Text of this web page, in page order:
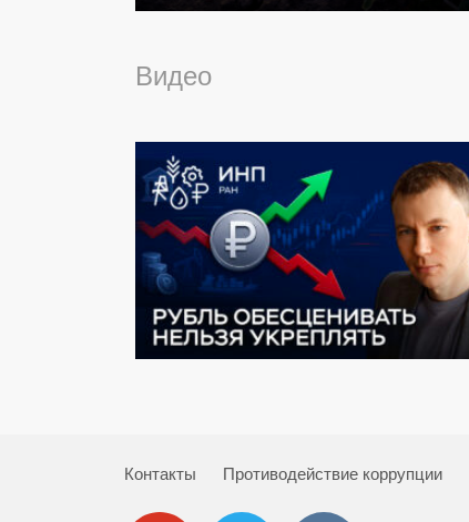
Видео
Контакты Противодействие коррупции